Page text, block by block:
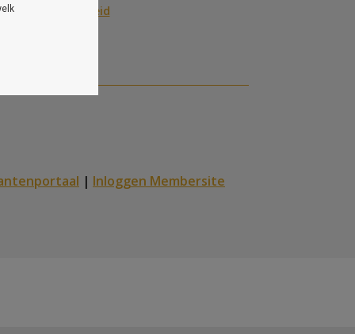
hoogbegaafdheid
| Inloggen Membersite